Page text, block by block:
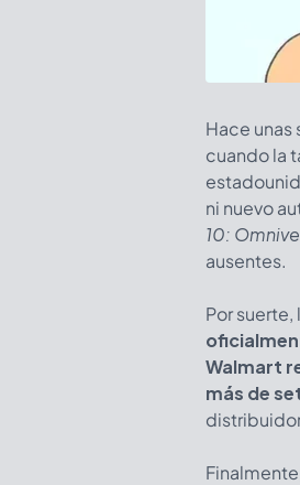
Hace unas
cuando la
ni nuevo
10:
ausentes.
Por suerte,
Walmart
más de